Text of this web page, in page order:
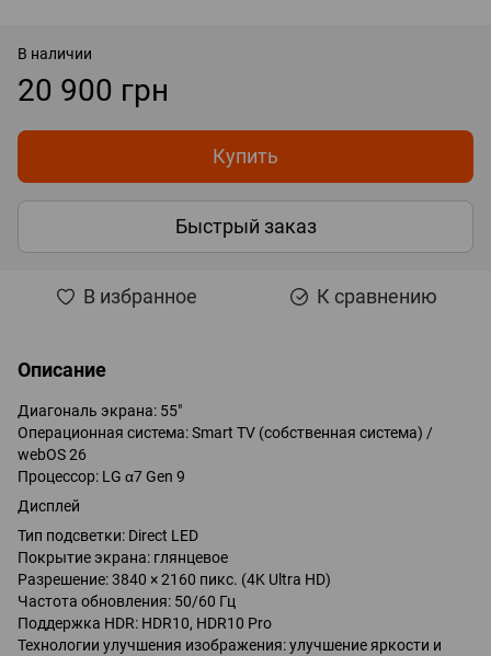
В наличии
20 900 грн
Купить
Быстрый заказ
В избранное К сравнению
Описание
Диагональ экрана: 55"
Операционная система: Smart TV (собственная система) /
webOS 26
Процессор: LG α7 Gen 9
Дисплей
Тип подсветки: Direct LED
Покрытие экрана: глянцевое
Разрешение: 3840 × 2160 пикс. (4K Ultra HD)
Частота обновления: 50/60 Гц
Поддержка HDR: HDR10, HDR10 Pro
Технологии улучшения изображения: улучшение яркости и